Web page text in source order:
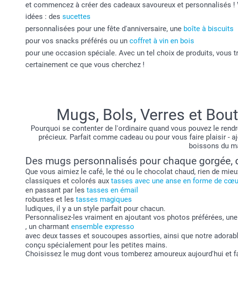
et commencez à créer des cadeaux savoureux et personnalisés
idées : des sucettes
personnalisées pour une fête d'anniversaire, une boîte à biscuits
pour vos snacks préférés ou un coffret à vin en bois
pour une occasion spéciale. Avec un tel choix de produits, vous
certainement ce que vous cherchez !
Mugs, Bols, Verres et
Pourquoi se contenter de l'ordinaire quand vous pouvez le
précieux. Parfait comme cadeau ou pour vous faire plaisir -
boissons du
Des mugs personnalisés pour chaque
Que vous aimiez le café, le thé ou le chocolat chaud, rien de
classiques et colorés aux tasses avec une anse en forme de
en passant par les tasses en émail
robustes et les tasses magiques
ludiques, il y a un style parfait pour chacun.
Personnalisez-les vraiment en ajoutant vos photos préférées,
, un charmant ensemble expresso
avec deux tasses et soucoupes assorties, ainsi que notre
conçu spécialement pour les petites mains.
Choisissez le mug dont vous tomberez amoureux aujourd'hui et